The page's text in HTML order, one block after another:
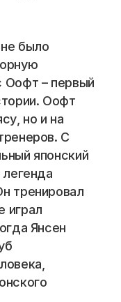
было
Оофт – первый
Оофт
но и на
С
японский
тренировал
играл
Янсен